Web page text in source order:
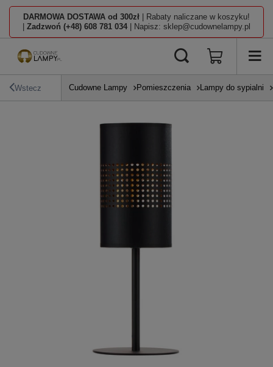
DARMOWA DOSTAWA od 300zł | Rabaty naliczane w koszyku!
Zadzwoń (+48) 608 781 034 | Napisz: sklep@cudownelampy.pl
Wstecz Cudowne Lampy Pomieszczenia Lampy do sypialni